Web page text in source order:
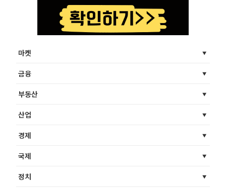
마켓
금융
부동산
산업
경제
국제
정치